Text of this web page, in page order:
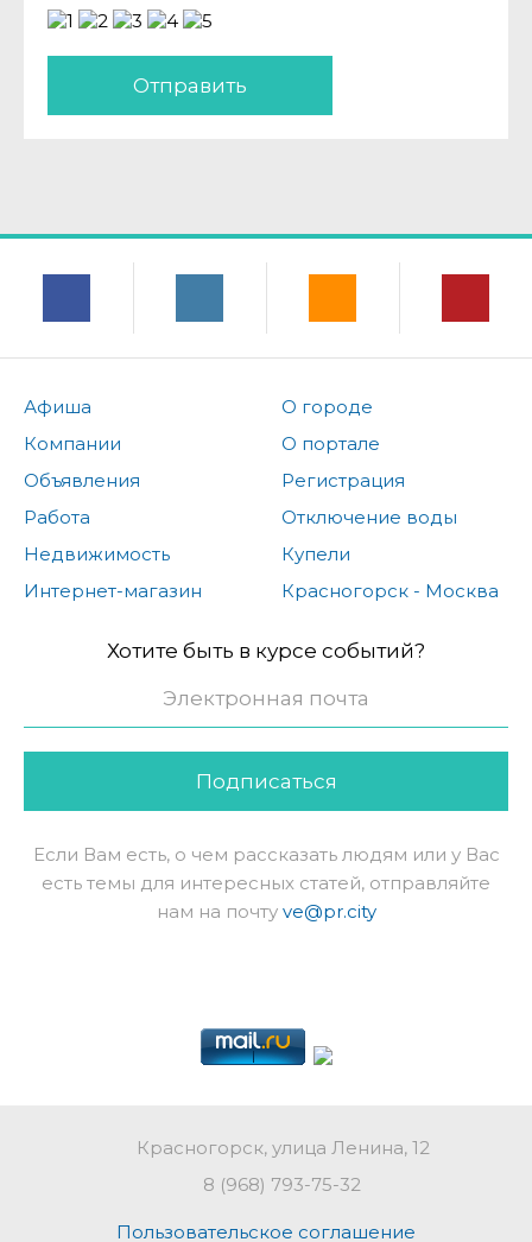
Отправить
Афиша
Компании
Объявления
Работа
Недвижимость
Интернет-магазин
О городе
О портале
Регистрация
Отключение воды
Купели
Красногорск - Москва
Хотите быть в курсе событий?
Подписаться
Если Вам есть, о чем рассказать людям или у Вас
есть темы для интересных статей, отправляйте
нам на почту ve@pr.city
Красногорск, улица Ленина, 12
8 (968) 793-75-32
Пользовательское соглашение